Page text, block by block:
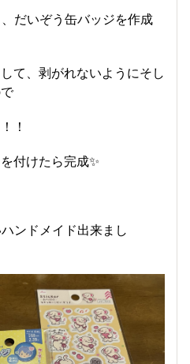
だいぞう缶バッジを作成
て、剥がれないようにそし
！
付けたら完成✨
ンドメイド出来まし